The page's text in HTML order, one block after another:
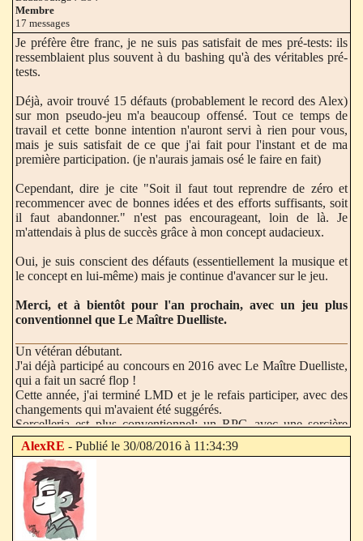
Membre
17 messages
Je préfère être franc, je ne suis pas satisfait de mes pré-tests: ils
ressemblaient plus souvent à du bashing qu'à des véritables pré-
tests.
Déjà, avoir trouvé 15 défauts (probablement le record des Alex)
sur mon pseudo-jeu m'a beaucoup offensé. Tout ce temps de
travail et cette bonne intention n'auront servi à rien pour vous,
mais je suis satisfait de ce que j'ai fait pour l'instant et de ma
première participation. (je n'aurais jamais osé le faire en fait)
Cependant, dire je cite "Soit il faut tout reprendre de zéro et
recommencer avec de bonnes idées et des efforts suffisants, soit
il faut abandonner." n'est pas encourageant, loin de là. Je
m'attendais à plus de succès grâce à mon concept audacieux.
Oui, je suis conscient des défauts (essentiellement la musique et
le concept en lui-même) mais je continue d'avancer sur le jeu.
Merci, et à bientôt pour l'an prochain, avec un jeu plus
conventionnel que Le Maître Duelliste.
Un vétéran débutant.
J'ai déjà participé au concours en 2016 avec Le Maître Duelliste,
qui a fait un sacré flop !
Cette année, j'ai terminé LMD et je le refais participer, avec des
changements qui m'avaient été suggérés.
Sorcelleria est plus conventionnel: un RPG avec une sorcière
femme fatale, un voleur bad boy, et un détective en paranormal
inexpressif.
AlexRE - Publié le 30/08/2016 à 11:34:39